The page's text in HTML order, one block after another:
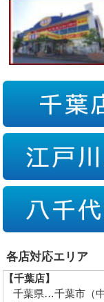
各店対応エリア
【千葉店】
千葉県…千葉市（